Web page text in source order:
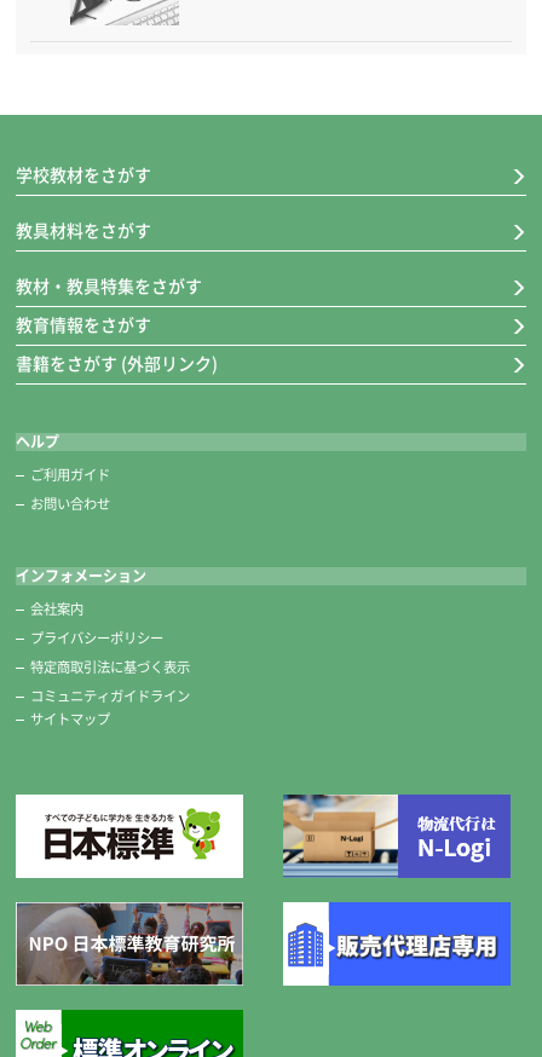
学校教材をさがす
教具材料をさがす
教材・教具特集をさがす
教育情報をさがす
書籍をさがす (外部リンク)
ヘルプ
ご利用ガイド
お問い合わせ
インフォメーション
会社案内
プライバシーポリシー
特定商取引法に基づく表示
コミュニティガイドライン
サイトマップ